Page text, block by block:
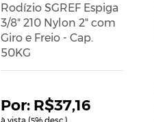
Rodízio SGREF Espiga
3/8" 210 Nylon 2" com
Giro e Freio - Cap.
50KG
R$37,16